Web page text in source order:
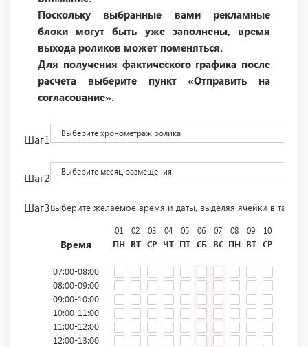
Поскольку выбранные вами рекламные
блоки могут быть уже заполнены, время
выхода роликов может поменяться.
Для получения фактического графика после
расчета выберите пункт «Отправить на
согласование».
Шаг1 Выберите хронометраж ролика
Шаг2 Выберите месяц размещения
Шаг3Выберите желаемое время и даты, выделяя ячейки в
Время
01
ПН
02
ВТ
03
СР
04
ЧТ
05
ПТ
06
СБ
07
ВС
08
ПН
09
ВТ
10
СР
07:00-08:00
08:00-09:00
09:00-10:00
10:00-11:00
11:00-12:00
12:00-13:00